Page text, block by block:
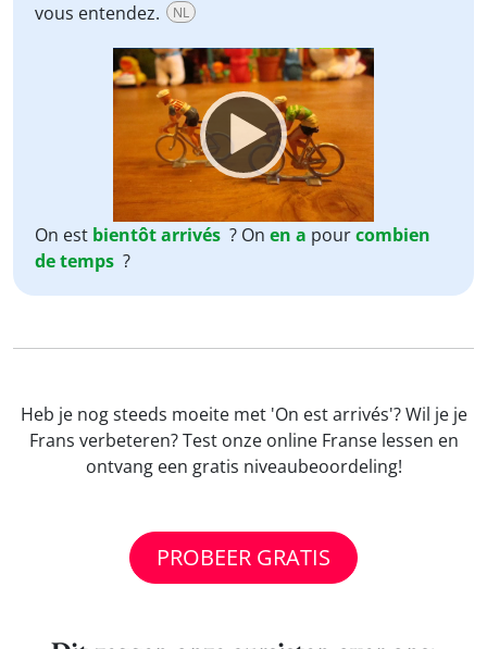
vous entendez.
NL
Video
Player
On est bientôtarrivés ? On en a pourcombien
detemps ?
Heb je nog steeds moeite met 'On est arrivés'? Wil je je
Frans verbeteren? Test onze online Franse lessen en
ontvang een gratis niveaubeoordeling!
PROBEER GRATIS